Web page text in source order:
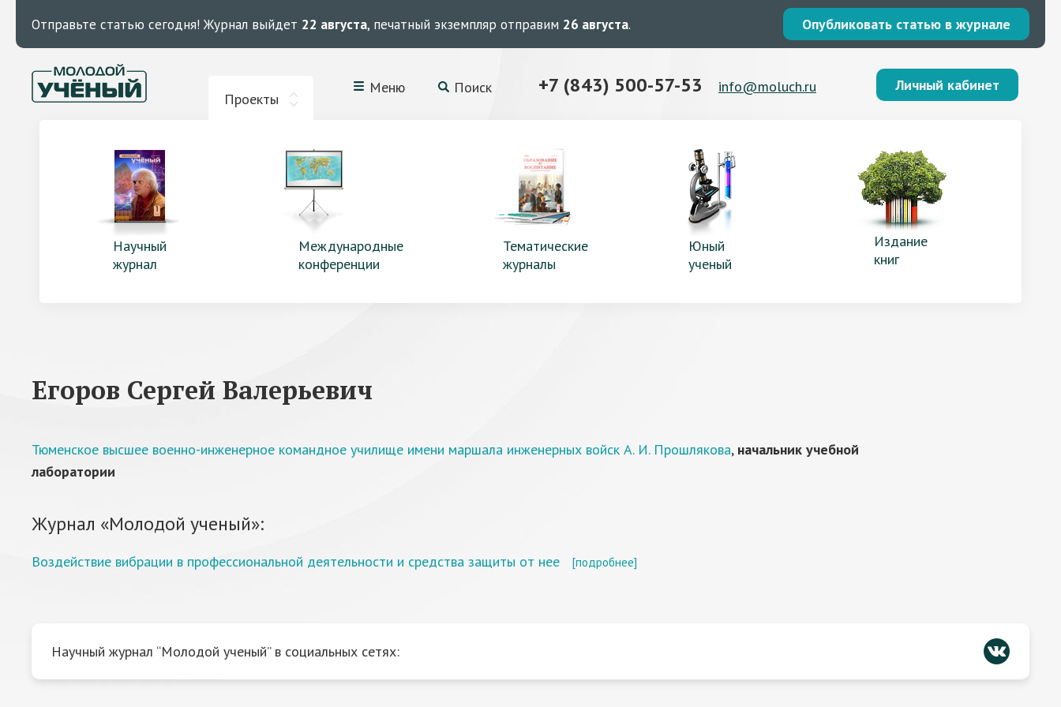
Отправьте статью сегодня! Журнал выйдет 22 августа, печатный экземпляр отправим 26 августа. Опубликовать статью в журнале
Проекты
Меню Поиск +7 (843) 500-57-53 info@moluch.ru Личный кабинет
Научный
журнал
Международные
конференции
Тематические
журналы
Юный
ученый
Издание
книг
Егоров Сергей Валерьевич
Тюменское высшее военно-инженерное командное училище имени маршала инженерных войск А. И. Прошлякова, начальник учебной
лаборатории
Журнал «Молодой ученый»:
Воздействие вибрации в профессиональной деятельности и средства защиты от нее [подробнее]
Научный журнал “Молодой ученый” в социальных сетях: